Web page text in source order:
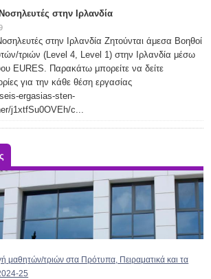
στην Ιρλανδία
στην Ιρλανδία Ζητούνται άμεσα Βοηθοί
τριών (Level 4, Level 1) στην Ιρλανδία μέσω
EURES. Παρακάτω μπορείτε να δείτε
για την κάθε θέση εργασίας
ergasias-sten-
j1xtfSu0OVEh/c...
μαθητών/τριών στα Πρότυπα, Πειραματικά και τα
25